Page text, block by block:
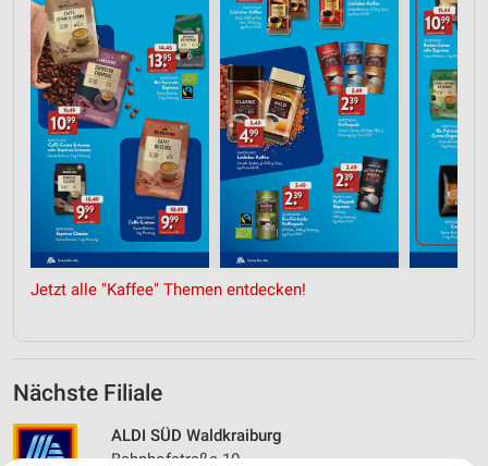
Jetzt alle "Kaffee" Themen entdecken!
Nächste Filiale
ALDI SÜD Waldkraiburg
Bahnhofstraße 10